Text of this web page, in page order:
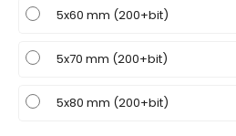
5x60 mm (200+bit)
5x70 mm (200+bit)
5x80 mm (200+bit)